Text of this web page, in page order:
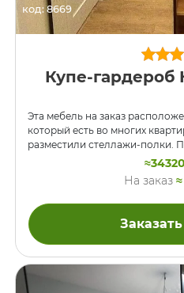
код: 8669
Купе-гардероб
Эта мебель на заказ
который есть во многих
разместили стеллажи-полки.
прохода на половину его
прихожую. Слева остался
панель двери-купе, которая
шкаф. ДСП – Дуб Крафт
На заказ